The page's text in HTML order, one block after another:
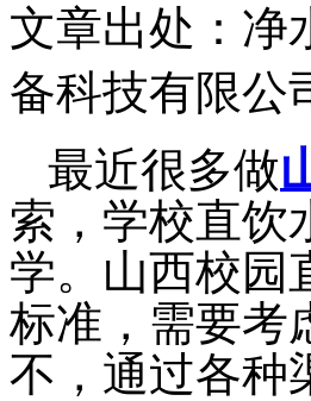
文章出处：净
备科技有限公
最近很多做
索，学校直饮
学。山西校园
标准，需要考
不，通过各种